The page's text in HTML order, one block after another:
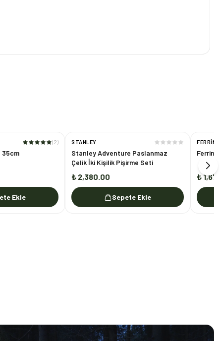
(2)
35cm
Ekle
STANLEY
Stanley Adventure Paslanmaz
Çelik İki Kişilik Pişirme Seti
₺ 2,380.00
Sepete Ekle
FERRINO
Ferrino
₺